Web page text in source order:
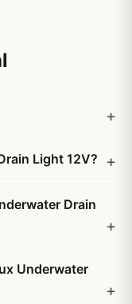
Light 12V?
Drain
Underwater